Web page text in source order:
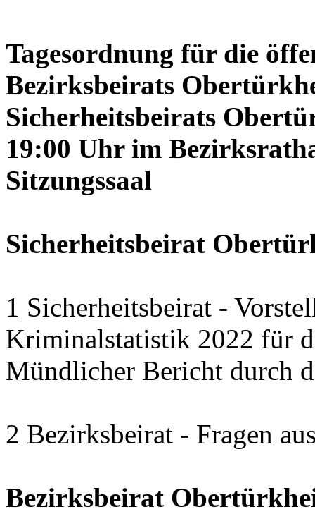
Tagesordnung für die
Bezirksbeirats
Sicherheitsbeirats
19:00 Uhr im
Sitzungssaal
Sicherheitsbeirat
1 Sicherheitsbeirat -
Kriminalstatistik 2022 für
Mündlicher Bericht durch
2 Bezirksbeirat - Fragen
Bezirksbeirat